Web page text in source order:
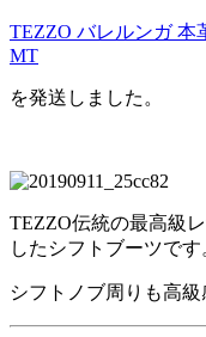
TEZZO バレルンガ 本
MT
を発送しました。
TEZZO伝統の最高級
したシフトブーツです
シフトノブ周りも高級